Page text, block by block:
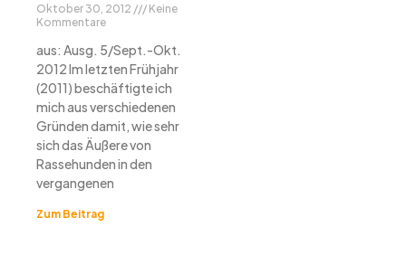
Oktober 30, 2012
Keine
Kommentare
aus: Ausg. 5/Sept.-Okt.
2012 Im letzten Frühjahr
(2011) beschäftigte ich
mich aus verschiedenen
Gründen damit, wie sehr
sich das Äußere von
Rassehunden in den
vergangenen
Zum Beitrag